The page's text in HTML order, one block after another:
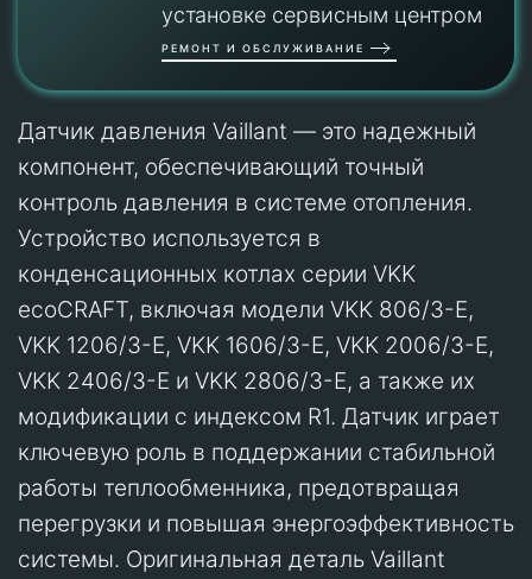
установке сервисным центром
РЕМОНТ И ОБСЛУЖИВАНИЕ
Датчик давления Vaillant — это надежный
компонент, обеспечивающий точный
контроль давления в системе отопления.
Устройство используется в
конденсационных котлах серии VKK
ecoCRAFT, включая модели VKK 806/3-E,
VKK 1206/3-E, VKK 1606/3-E, VKK 2006/3-E,
VKK 2406/3-E и VKK 2806/3-E, а также их
модификации с индексом R1. Датчик играет
ключевую роль в поддержании стабильной
работы теплообменника, предотвращая
перегрузки и повышая энергоэффективность
системы. Оригинальная деталь Vaillant